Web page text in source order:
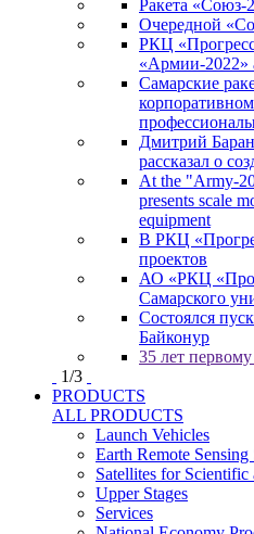
Ракета «Союз-
Очередной
РКЦ
«Армии-2022»
Самарские
Дмитрий
рассказал о
At the "Army-
presents scale
equipment
В РКЦ
проектов
АО «РКЦ
Самарского
Состоялся
Байконур
35 лет
1/3
PRODUCTS
ALL PRODUCTS
Launch Vehicles
Earth Remote Sensing
Satellites for
Upper Stages
Services